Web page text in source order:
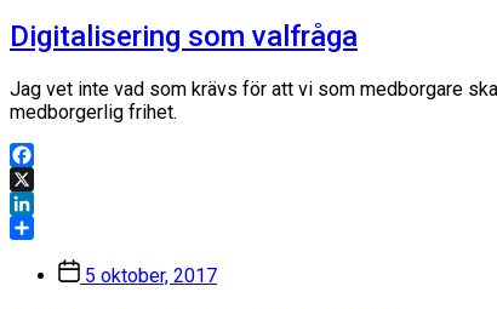
Digitalisering som valfråga
Jag vet inte vad som krävs för att vi som medborgare
medborgerlig frihet.
Facebook
X
LinkedIn
Inläggsdatum
5 oktober, 2017